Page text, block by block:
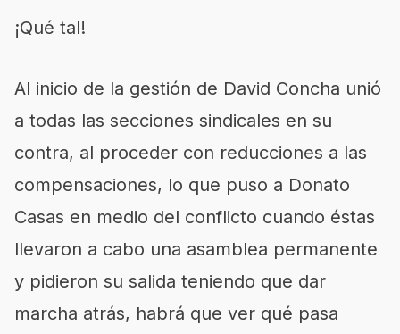
¡Qué tal!
Al inicio de la gestión de David Concha unió
a todas las secciones sindicales en su
contra, al proceder con reducciones a las
compensaciones, lo que puso a Donato
Casas en medio del conflicto cuando éstas
llevaron a cabo una asamblea permanente
y pidieron su salida teniendo que dar
marcha atrás, habrá que ver qué pasa